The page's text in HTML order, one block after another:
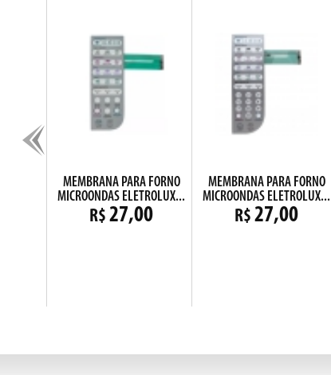
MEMBRANA PARA FORNO
MICROONDAS ELETROLUX...
R$ 27,00
MEMBRANA PARA FORNO
MICROONDAS ELETROLUX...
R$ 27,00